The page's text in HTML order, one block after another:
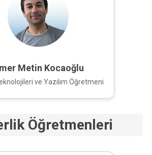
Metin Kocaoğlu
ve Yazılım Öğretmeni
Öğretmenleri